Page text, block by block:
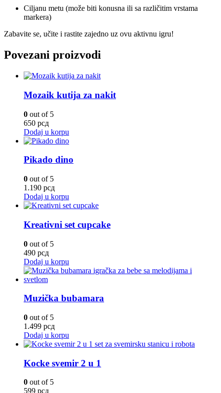
Ciljanu metu (može biti konusna ili sa različitim vrstama
markera)
Zabavite se, učite i rastite zajedno uz ovu aktivnu igru!
Povezani proizvodi
Mozaik kutija za nakit
0 out of 5
650 рсд
Dodaj u korpu
Pikado dino
0 out of 5
1.190 рсд
Dodaj u korpu
Kreativni set cupcake
0 out of 5
490 рсд
Dodaj u korpu
Muzička bubamara
0 out of 5
1.499 рсд
Dodaj u korpu
Kocke svemir 2 u 1
0 out of 5
599 рсд